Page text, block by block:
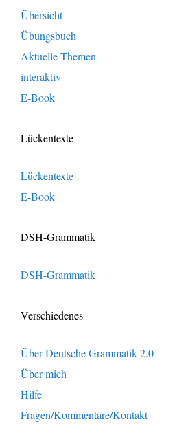
Übersicht
Übungsbuch
Aktuelle Themen
interaktiv
E-Book
Lückentexte
Lückentexte
E-Book
DSH-Grammatik
DSH-Grammatik
Verschiedenes
Über Deutsche Grammatik 2.0
Über mich
Hilfe
Fragen/Kommentare/Kontakt